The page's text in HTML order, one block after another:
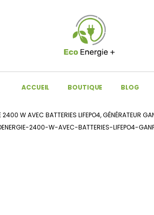
ACCUEIL BOUTIQUE BLOG
2400 W AVEC BATTERIES LIFEPO4, GÉNÉRATEUR
2400-W-AVEC-BATTERIES-LIFEPO4-